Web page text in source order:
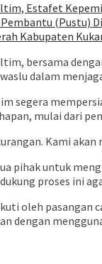
Estafet
Pembantu (Pustu)
Kabupaten
bersama
dalam
segera
mulai dari
Kami
pihak untuk
proses ini
oleh pasangan
dengan